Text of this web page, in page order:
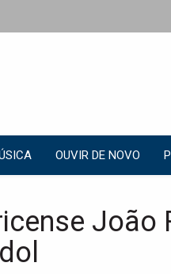
OUVIR DE NOVO
João